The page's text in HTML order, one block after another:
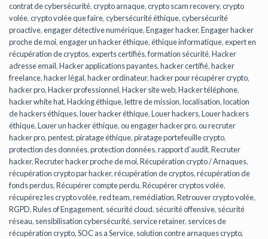
contrat de cybersécurité,crypto arnaque,crypto scam recovery,crypto
volée,crypto volée que faire,cybersécurité éthique,cybersécurité
proactive,engager détective numérique,Engager hacker,Engager hacker
proche de moi,engager un hacker éthique,éthique informatique,expert en
récupération de cryptos,experts certifiés,formation sécurité,Hacker
adresse email,Hacker applications payantes,hacker certifié,hacker
freelance,hacker légal,hacker ordinateur,hacker pour récupérer crypto,
hacker pro,Hacker professionnel,Hacker site web,Hacker téléphone,
hacker white hat,Hacking éthique,lettre de mission,localisation,location
de hackers éthiques,louer hacker éthique,Louer hackers,Louer hackers
éthique,Louer un hacker éthique,ou engager hacker pro,ou recruter
hacker pro,pentest,piratage éthique,piratage portefeuille crypto,
protection des données,protection données,rapport d’audit,Recruter
hacker,Recruter hacker proche de moi,Récupération crypto / Arnaques,
récupération crypto par hacker,récupération de cryptos,récupération de
fonds perdus,Récupérer compte perdu,Récupérer cryptos volée,
récupérez les crypto volée,red team,remédiation,Retrouver crypto volée,
RGPD,Rules of Engagement, sécurité cloud, sécurité offensive, sécurité
réseau, sensibilisation cybersécurité, service retainer, services de
récupération crypto,SOC as a Service, solution contre arnaques crypto,